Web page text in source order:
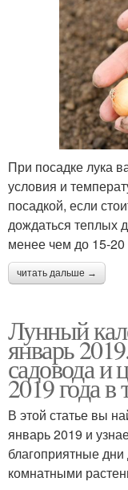
При посадке лука
условия и
посадкой, если
дождаться теплых
менее чем до 15-20
читать дальше →
Лунный
январь
садовода и
2019 года в
В этой статье вы
январь 2019 и
благоприятные
комнатными